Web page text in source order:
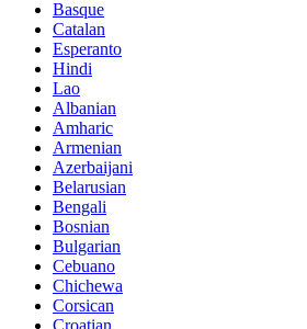
Basque
Catalan
Esperanto
Hindi
Lao
Albanian
Amharic
Armenian
Azerbaijani
Belarusian
Bengali
Bosnian
Bulgarian
Cebuano
Chichewa
Corsican